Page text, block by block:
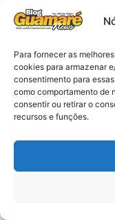
Para fornecer as
cookies para armazenar
consentimento para
como comportamento de
consentir ou retirar o
recursos e funções.
Economia:
Programa
prorrogado